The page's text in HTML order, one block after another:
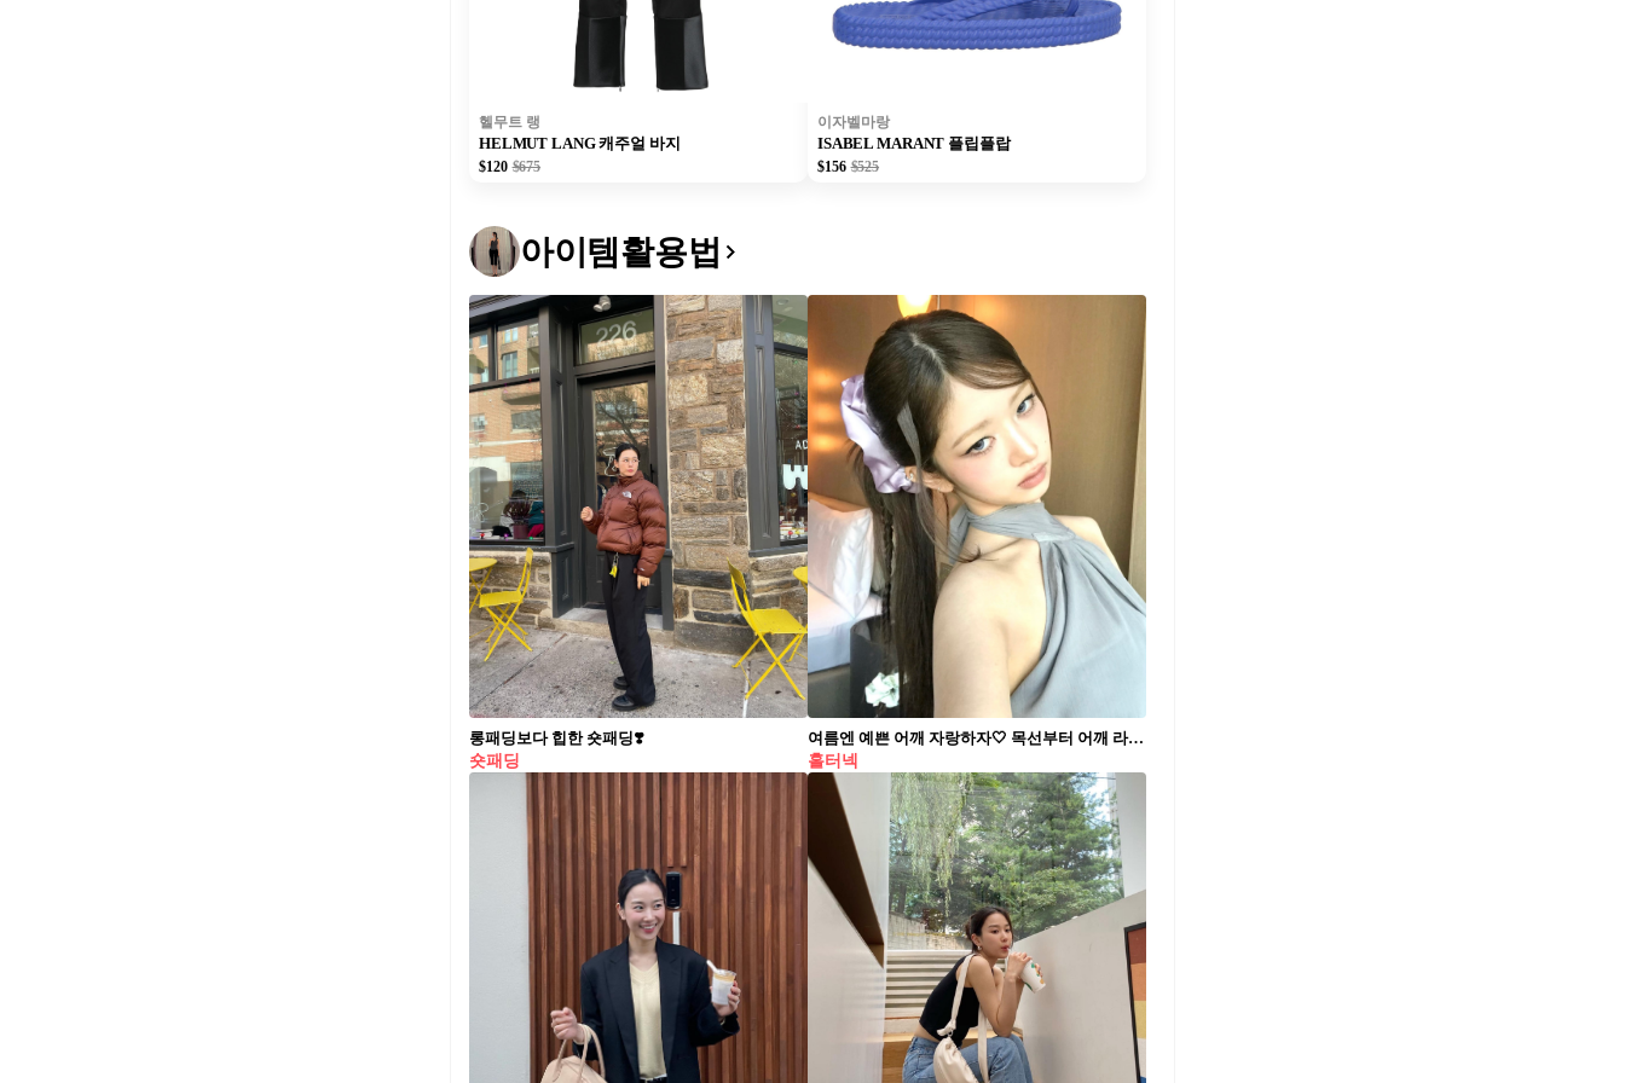
헬무트 랭
HELMUT LANG 캐주얼 바지
$120 $675
이자벨마랑
ISABEL MARANT 플립플랍
$156 $525
아이템활용법
롱패딩보다 힙한 숏패딩❣️
숏패딩
여름엔 예쁜 어깨 자랑하자🤍 목선부터 어깨 라인까지 예뻐 보이는 치트키👀🩷 요즘 날씨에 입기 좋은 홀터넥, 지금 바로 소개해드릴게요. 1. 기마구아스 보아 탑, 10만 원대 그레이 컬러의 시스루 홀터넥 탑으로, 넥 타이 디테일이 포인트입니다. 루즈하게 떨어지는 핏과 오픈 백 디자인이 더해져 여리한 실루엣을 연출할 수 있습니다. 2. 자라 폴카 도트 블라우스, 3만 원대 마룬 컬러에 도트 패턴이 더해진 슬리브리스 블라우스로, 어깨 셔링과 주름감 있는 소재가 포인트입니다. 뒷면 히든 버튼으로 깔끔하게 여밀 수 있어 가볍고 러블리한 분위기를 연출할 수 있습니다.
홀터넥